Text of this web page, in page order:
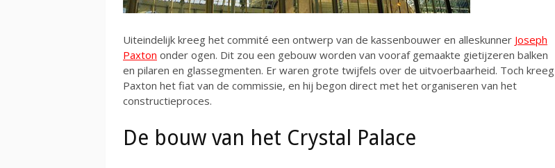
Uiteindelijk kreeg het commité een ontwerp van de kassenbouwer en alleskunner Joseph
Paxton onder ogen. Dit zou een gebouw worden van vooraf gemaakte gietijzeren balken
en pilaren en glassegmenten. Er waren grote twijfels over de uitvoerbaarheid. Toch kreeg
Paxton het fiat van de commissie, en hij begon direct met het organiseren van het
constructieproces.
De bouw van het Crystal Palace